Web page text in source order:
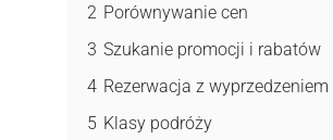
2 Porównywanie cen
3 Szukanie promocji i rabatów
4 Rezerwacja z wyprzedzeniem
5 Klasy podróży